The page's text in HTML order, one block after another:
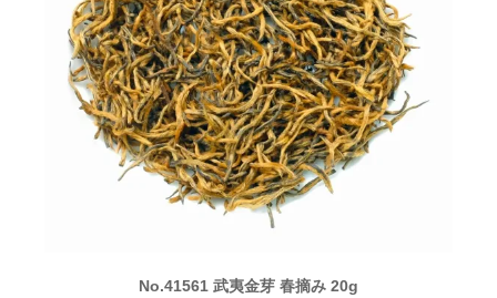
No.41561 武夷金芽 春摘み 20g